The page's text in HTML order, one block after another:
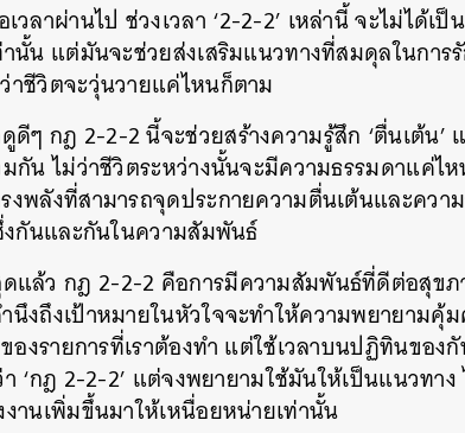
วลาผ่านไป ช่วงเวลา ‘2-2-2’ เหล่านี้ จะไม่ได้เ
านั้น แต่มันจะช่วยส่งเสริมแนวทางที่สมดุลในกา
ชีวิตจะวุ่นวายแค่ไหนก็ตาม
ดีๆ กฎ 2-2-2 นี้จะช่วยสร้างความรู้สึก ‘ตื่นเต้น’
กัน ไม่ว่าชีวิตระหว่างนั้นจะมีความธรรมดาแค่
งพลังที่สามารถจุดประกายความตื่นเต้นและควา
งกันและกันในความสัมพันธ์
แล้ว กฎ 2-2-2 คือการมีความสัมพันธ์ที่ดีต่อสุข
นึงถึงเป้าหมายในหัวใจจะทำให้ความพยายาม
ของรายการที่เราต้องทำ แต่ใช้เวลาบนปฏิทินขอ
‘กฎ 2-2-2’ แต่จงพยายามใช้มันให้เป็นแนวทา
านเพิ่มขึ้นมาให้เหนื่อยหน่ายเท่านั้น